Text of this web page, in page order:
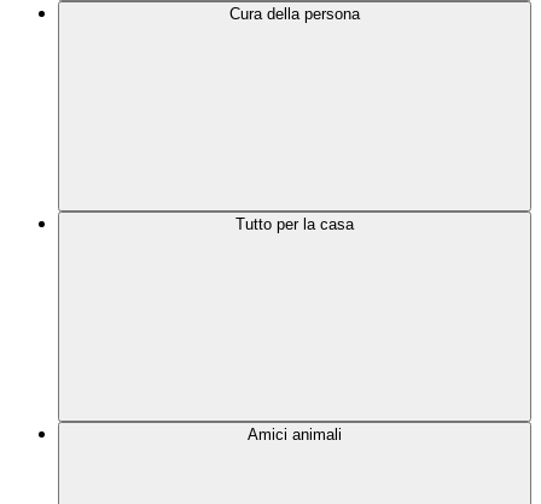
Cura della persona
Tutto per la casa
Amici animali